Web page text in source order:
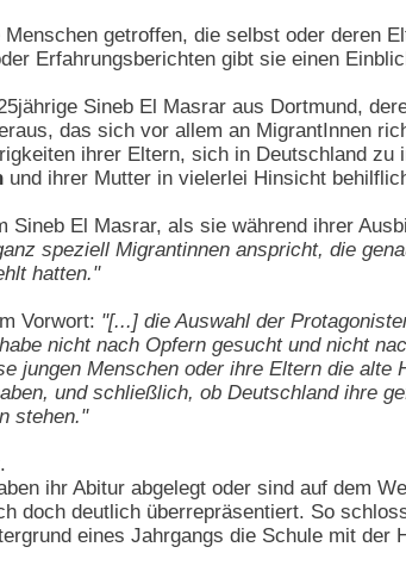
getroffen, die selbst oder deren
Erfahrungsberichten gibt sie einen
Sineb El Masrar aus Dortmund,
das sich vor allem an MigrantInnen
ihrer Eltern, sich in Deutschland zu
und ihrer Mutter in vielerlei Hinsicht
Sineb El Masrar, als sie während ihrer
speziell Migrantinnen anspricht, die
hatten."
Vorwort: "[...] die Auswahl der
nicht nach Opfern gesucht und nicht
jungen Menschen oder ihre Eltern die
und schließlich, ob Deutschland ihre
stehen."
ihr Abitur abgelegt oder sind auf dem
doch deutlich überrepräsentiert. So
eines Jahrgangs die Schule mit